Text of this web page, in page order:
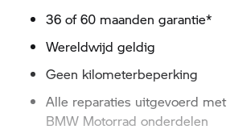
36 of 60 maandengarantie*
Wereldwijd geldig
Geen kilometerbeperking
Alle reparaties uitgevoerd
BMW Motorrad onderdelen